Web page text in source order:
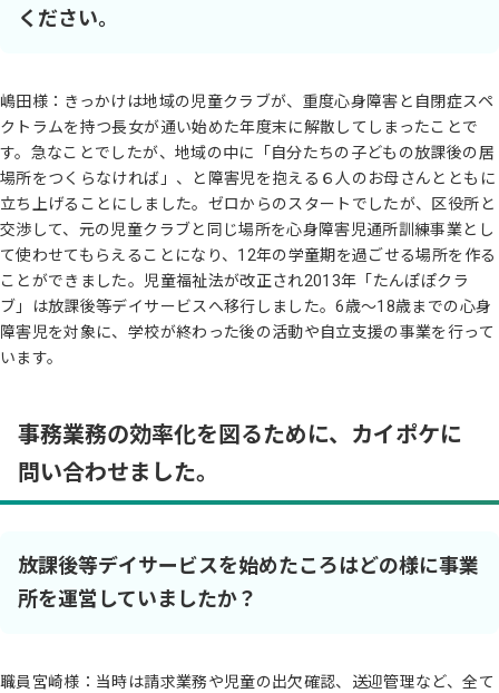
ください。
嶋田様：きっかけは地域の児童クラブが、重度心身障害と自閉症スペ
クトラムを持つ長女が通い始めた年度末に解散してしまったことで
す。急なことでしたが、地域の中に「自分たちの子どもの放課後の居
場所をつくらなければ」、と障害児を抱える６人のお母さんとともに
立ち上げることにしました。ゼロからのスタートでしたが、区役所と
交渉して、元の児童クラブと同じ場所を心身障害児通所訓練事業とし
て使わせてもらえることになり、12年の学童期を過ごせる場所を作る
ことができました。児童福祉法が改正され2013年「たんぽぽクラ
ブ」は放課後等デイサービスへ移行しました。6歳〜18歳までの心身
障害児を対象に、学校が終わった後の活動や自立支援の事業を行って
います。
事務業務の効率化を図るために、カイポケに
問い合わせました。
放課後等デイサービスを始めたころはどの様に事業
所を運営していましたか？
職員宮崎様：当時は請求業務や児童の出欠確認、送迎管理など、全て